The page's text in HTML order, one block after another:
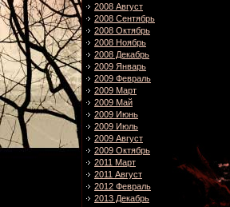
2008 Август
2008 Сентябрь
2008 Октябрь
2008 Ноябрь
2008 Декабрь
2009 Январь
2009 Февраль
2009 Март
2009 Май
2009 Июнь
2009 Июль
2009 Август
2009 Октябрь
2011 Март
2011 Август
2012 Февраль
2013 Декабрь